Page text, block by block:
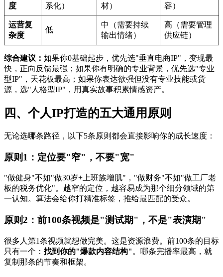
度
系化）
材）
容）
运营复
杂度
低
中（需要持续
输出情绪）
高（需要管理
供应链）
综合建议： 如果你0基础起步，优先选"垂直电商IP"，变现最
快，正向反馈最强；如果你有明确的专业背景，优先选"专业
型IP"，天花板最高；如果你表达欲强但没有专业技能或货
源，选"人格型IP"，用真实故事积累情感资产。
四、个人IP打造的五大通用原则
无论选哪条路径，以下5条原则都会直接影响你的成长速度：
原则1：定位要"窄"，不要"宽"
"做健身"不如"做30岁+上班族增肌"，"做财务"不如"做工厂老
板的税务优化"。越窄的定位，越容易成为那个细分领域的第
一认知。算法会给你打精准标签，推给最匹配的受众。
原则2：前100条视频是"测试期"，不是"表演期"
很多人第1条视频就想做完美。这是资源浪费。前100条的目标
只有一个： 找到你的"爆款内容结构" 。哪条完播率最高，就
复制那条的节奏和框架。